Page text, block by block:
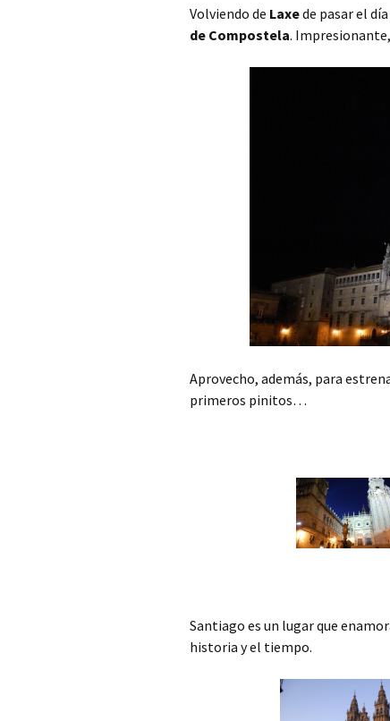
Volviendo de Laxede pasar el
de Compostela.
Aprovecho, además, para
primeros pinitos…
Santiago es un lugar que
historia y el tiempo.